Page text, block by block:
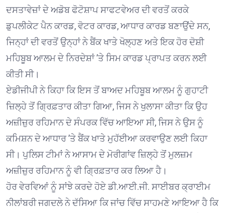
ਦਸਤਾਵੇਜ਼ਾਂ ਦੇ ਅਡੋਬ ਫੋਟੋਸ਼ਾਪ ਸਾਫਟਵੇਅਰ ਦੀ ਵਰਤੋਂ ਕਰਕੇ
ਡੁਪਲੀਕੇਟ ਪੈਨ ਕਾਰਡ, ਵੋਟਰ ਕਾਰਡ, ਆਧਾਰ ਕਾਰਡ ਬਣਾਉਂਦੇ ਸਨ,
ਜਿਨ੍ਹਾਂ ਦੀ ਵਰਤੋਂ ਉਨ੍ਹਾਂ ਨੇ ਬੈਂਕ ਖਾਤੇ ਖੋਲ੍ਹਣ ਅਤੇ ਇਕ ਹੋਰ ਦੋਸ਼ੀ
ਮਹਿਬੂਬ ਆਲਮ ਦੇ ਨਿਰਦੇਸ਼ਾਂ ’ਤੇ ਸਿਮ ਕਾਰਡ ਪ੍ਰਾਪਤ ਕਰਨ ਲਈ
ਕੀਤੀ ਸੀ।
ਏਡੀਜੀਪੀ ਨੇ ਕਿਹਾ ਕਿ ਇਸ ਤੋਂ ਬਾਅਦ ਮਹਿਬੂਬ ਆਲਮ ਨੂੰ ਗੁਹਾਟੀ
ਜ਼ਿਲ੍ਹੇ ਤੋਂ ਗ੍ਰਿਫ਼ਤਾਰ ਕੀਤਾ ਗਿਆ, ਜਿਸ ਨੇ ਖੁਲਾਸਾ ਕੀਤਾ ਕਿ ਉਹ
ਅਜ਼ੀਜ਼ੁਰ ਰਹਿਮਾਨ ਦੇ ਸੰਪਰਕ ਵਿੱਚ ਆਇਆ ਸੀ, ਜਿਸ ਨੇ ਉਸ ਨੂੰ
ਕਮਿਸ਼ਨ ਦੇ ਆਧਾਰ ’ਤੇ ਬੈਂਕ ਖਾਤੇ ਮੁਹੱਈਆ ਕਰਵਾਉਣ ਲਈ ਕਿਹਾ
ਸੀ। ਪੁਲਿਸ ਟੀਮਾਂ ਨੇ ਆਸਾਮ ਦੇ ਮੋਰੀਗਾਂਵ ਜ਼ਿਲ੍ਹੇ ਤੋਂ ਮੁਲਜ਼ਮ
ਅਜ਼ੀਜ਼ੁਰ ਰਹਿਮਾਨ ਨੂੰ ਵੀ ਗ੍ਰਿਫ਼ਤਾਰ ਕਰ ਲਿਆ ਹੈ।
ਹੋਰ ਵੇਰਵਿਆਂ ਨੂੰ ਸਾਂਝੇ ਕਰਦੇ ਹੋਏ ਡੀ.ਆਈ.ਜੀ. ਸਾਈਬਰ ਕ੍ਰਾਈਮ
ਨੀਲਾਂਬਰੀ ਜਗਦਲੇ ਨੇ ਦੱਸਿਆ ਕਿ ਜਾਂਚ ਵਿੱਚ ਸਾਹਮਣੇ ਆਇਆ ਹੈ ਕਿ